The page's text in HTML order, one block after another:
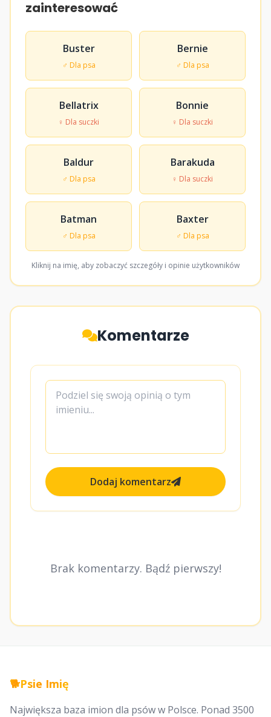
zainteresować
Buster
♂ Dla psa
Bernie
♂ Dla psa
Bellatrix
♀ Dla suczki
Bonnie
♀ Dla suczki
Baldur
♂ Dla psa
Barakuda
♀ Dla suczki
Batman
♂ Dla psa
Baxter
♂ Dla psa
Kliknij na imię, aby zobaczyć szczegóły i opinie użytkowników
Komentarze
Dodaj komentarz
Brak komentarzy. Bądź pierwszy!
🐕Psie Imię
Największa baza imion dla psów w Polsce. Ponad 3500